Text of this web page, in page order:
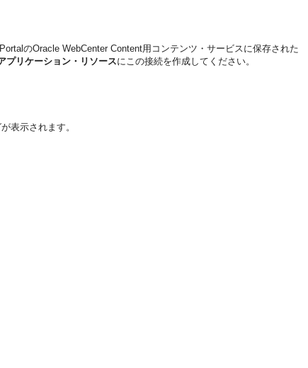
のOracle WebCenter Content用コンテンツ・サービスに保存された
プリケーション・リソースにこの接続を作成してください。
表示されます。